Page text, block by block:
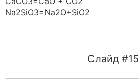
Na2SiO3=Na2O+SiO2
Слайд #15